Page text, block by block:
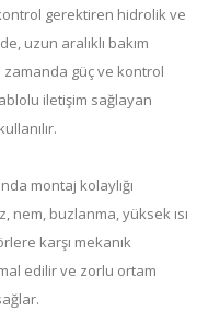
gerektiren hidrolik ve
uzun aralıklı bakım
zamanda güç ve kontrol
iletişim sağlayan
montaj kolaylığı
nem, buzlanma, yüksek ısı
karşı mekanık
edilir ve zorlu ortam